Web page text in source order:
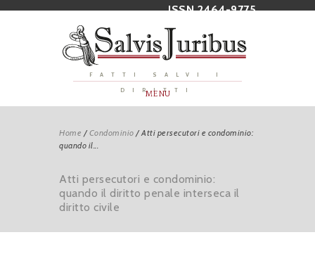
ISSN 2464-9775
FATTI SALVI I
DIRITTI
MENU
Home /Condominio /Atti persecutori e condominio:
quando il...
Atti persecutori e condominio:
quando il diritto penale interseca il
diritto civile